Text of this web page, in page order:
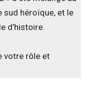
sud héroïque, et le
d’histoire.
votre rôle et